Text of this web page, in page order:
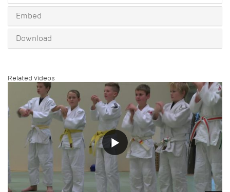
Embed
Download
Related videos